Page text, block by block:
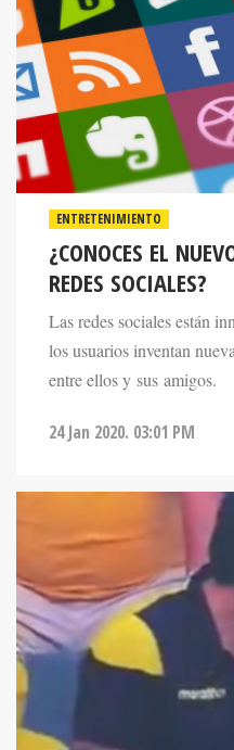
ENTRETENIMIENTO
¿CONOCES EL
REDES SOCIALES?
Las redes sociales están
los usuarios inventan
entre ellos y sus amigos.
24 Jan 2020. 03:01 PM